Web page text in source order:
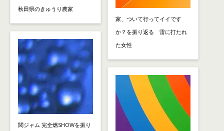
秋田県のきゅうり農家
関ジャム 完全燃SHOWを振り
家、ついて行ってイイです
か？を振り返る 雷に打たれ
た女性